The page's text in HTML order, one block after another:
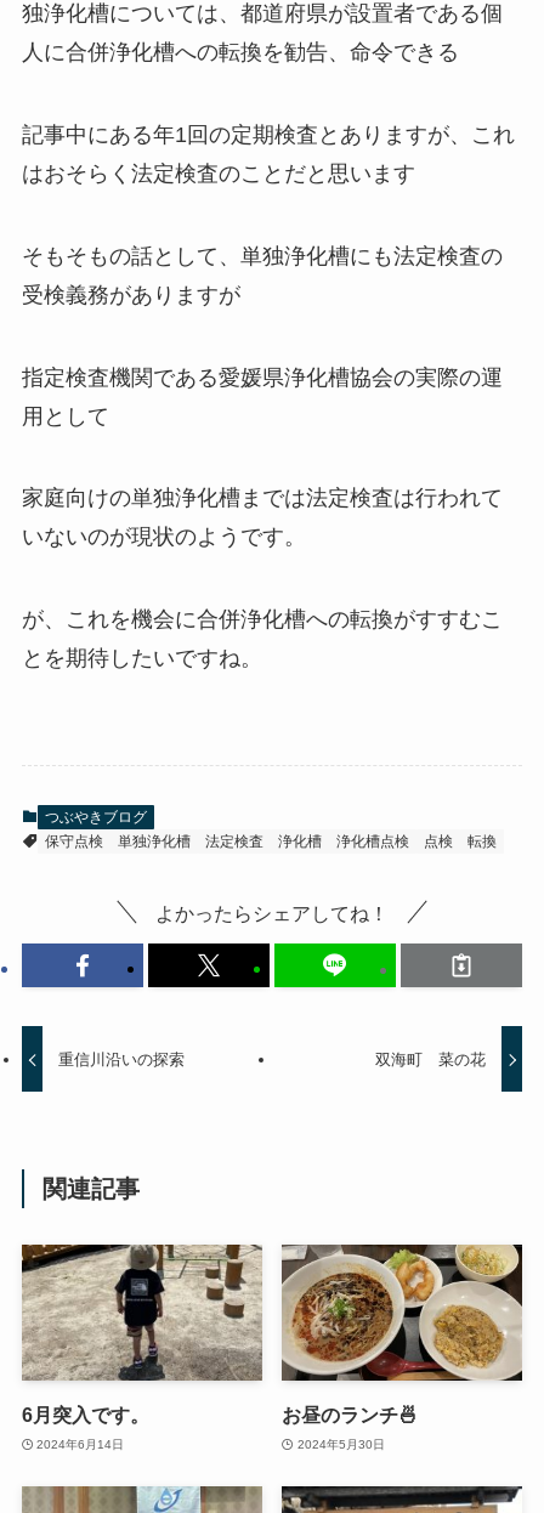
独浄化槽については、都道府県が設置者である個
人に合併浄化槽への転換を勧告、命令できる
記事中にある年1回の定期検査とありますが、これ
はおそらく法定検査のことだと思います
そもそもの話として、単独浄化槽にも法定検査の
受検義務がありますが
指定検査機関である愛媛県浄化槽協会の実際の運
用として
家庭向けの単独浄化槽までは法定検査は行われて
いないのが現状のようです。
が、これを機会に合併浄化槽への転換がすすむこ
とを期待したいですね。
つぶやきブログ
保守点検
単独浄化槽 法定検査 浄化槽 浄化槽点検 点検 転換
よかったらシェアしてね！
重信川沿いの探索 双海町 菜の花
関連記事
6月突入です。
2024年6月14日
お昼のランチ🍜
2024年5月30日